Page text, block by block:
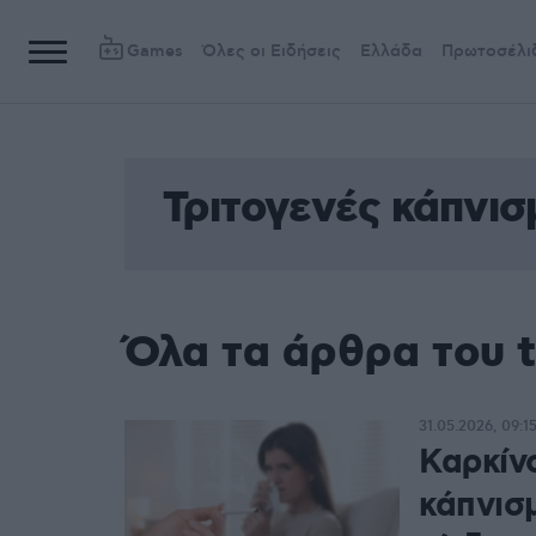
Games Όλες οι Ειδήσεις Ελλάδα
Τριτογενές
Όλα τα άρθρα του
31.05.2026, 09:15